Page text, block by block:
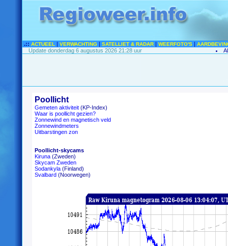
.:: ACTUEEL | VERWACHTING | SATELLIET & RADAR | WEERFOTO'S |
Update donderdag 6 augustus 2026 21:28 uur
Poollicht
Gemeten aktiviteit(KP-Index)
Waar is poollicht gezien?
Zonnewind en magnetisch veld
Zonnewindmeters
Uitbarstingen zon
Poollicht-skycams
Kiruna(Zweden)
Skycam Zweden
Sodankyla(Finland)
Svalbard(Noorwegen)